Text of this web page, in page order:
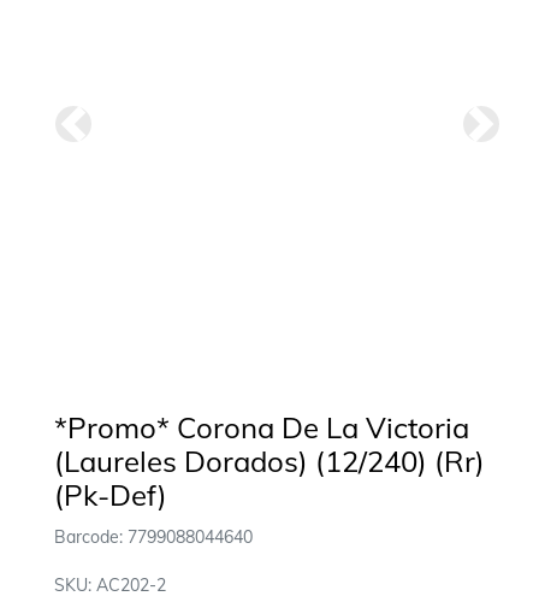
*Promo* Corona De La Victoria
(Laureles Dorados) (12/240) (Rr)
(Pk-Def)
Barcode: 7799088044640
SKU: AC202-2